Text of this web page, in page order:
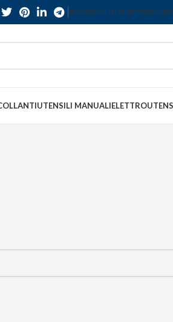
SERVIZIO CLIENTISPEDIZIONI
UTENSILI MANUALI